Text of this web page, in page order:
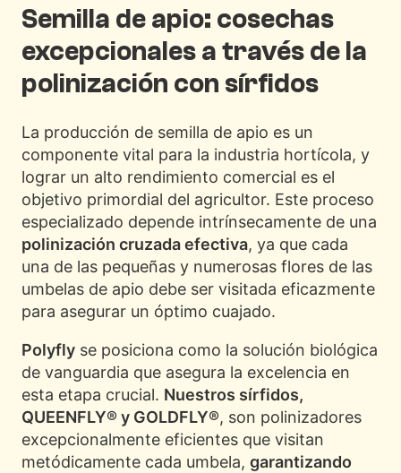
Semilla de apio: cosechas
excepcionales a través de la
polinización con sírfidos
La producción de semilla de apio es un
componente vital para la industria hortícola, y
lograr un alto rendimiento comercial es el
objetivo primordial del agricultor. Este proceso
especializado depende intrínsecamente de una
polinización cruzada efectiva, ya que cada
una de las pequeñas y numerosas flores de las
umbelas de apio debe ser visitada eficazmente
para asegurar un óptimo cuajado.
Polyfly se posiciona como la solución biológica
de vanguardia que asegura la excelencia en
esta etapa crucial. Nuestros sírfidos,
QUEENFLY® y GOLDFLY®, son polinizadores
excepcionalmente eficientes que visitan
metódicamente cada umbela, garantizando